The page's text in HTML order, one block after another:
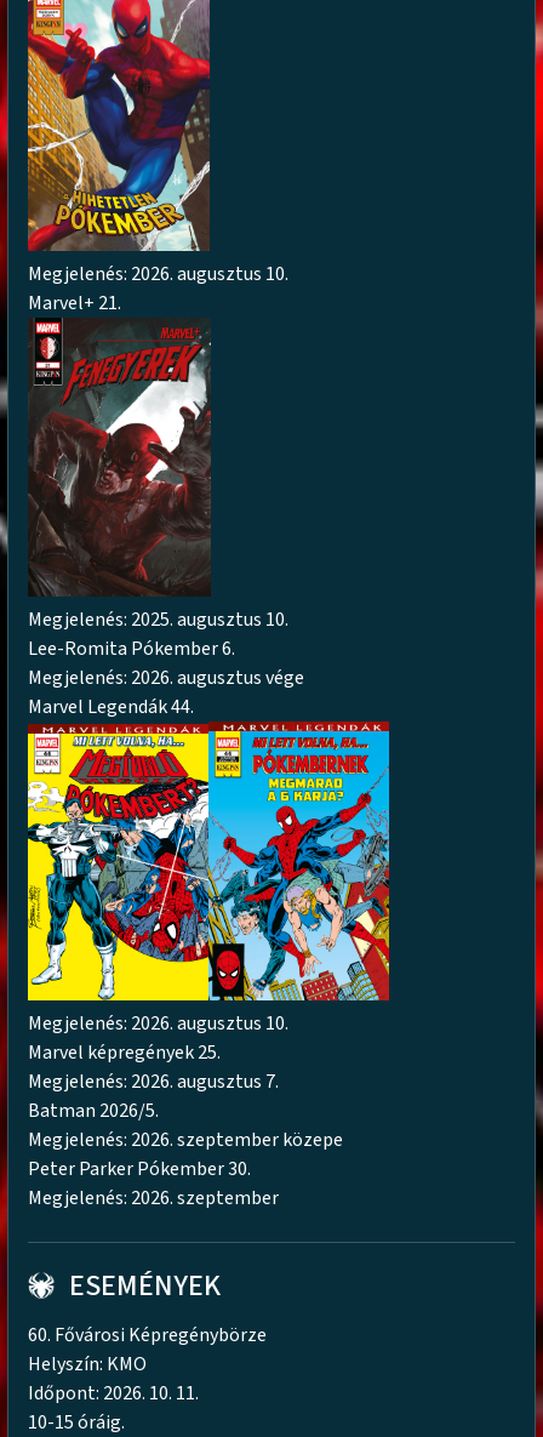
Megjelenés: 2026. augusztus 10.
Marvel+ 21.
Megjelenés: 2025. augusztus 10.
Lee-Romita Pókember 6.
Megjelenés: 2026. augusztus vége
Marvel Legendák 44.
Megjelenés: 2026. augusztus 10.
Marvel képregények 25.
Megjelenés: 2026. augusztus 7.
Batman 2026/5.
Megjelenés: 2026. szeptember közepe
Peter Parker Pókember 30.
Megjelenés: 2026. szeptember
ESEMÉNYEK
60. Fővárosi Képregénybörze
Helyszín: KMO
Időpont: 2026. 10. 11.
10-15 óráig.